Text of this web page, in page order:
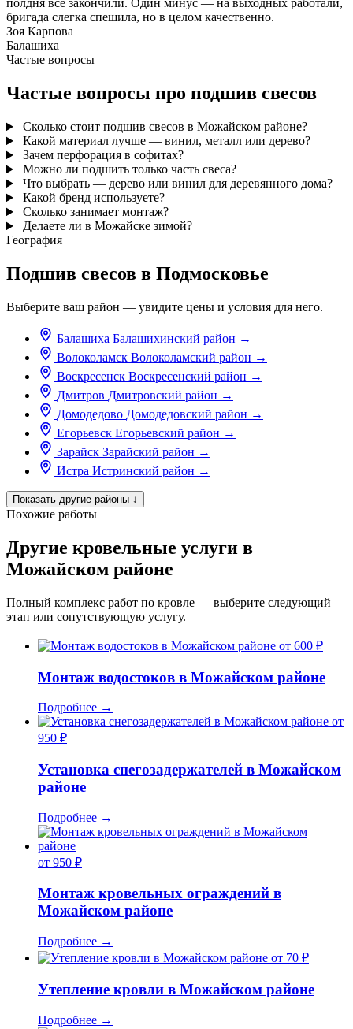
полдня всё закончили. Один минус — на выходных работали,
бригада слегка спешила, но в целом качественно.
Зоя Карпова
Балашиха
Частые вопросы
Частые вопросы про подшив свесов
Сколько стоит подшив свесов в Можайском районе?
Какой материал лучше — винил, металл или дерево?
Зачем перфорация в софитах?
Можно ли подшить только часть свеса?
Что выбрать — дерево или винил для деревянного дома?
Какой бренд используете?
Сколько занимает монтаж?
Делаете ли в Можайске зимой?
География
Подшив свесов в Подмосковье
Выберите ваш район — увидите цены и условия для него.
Балашиха Балашихинский район →
Волоколамск Волоколамский район →
Воскресенск Воскресенский район →
Дмитров Дмитровский район →
Домодедово Домодедовский район →
Егорьевск Егорьевский район →
Зарайск Зарайский район →
Истра Истринский район →
Показать другие районы ↓
Похожие работы
Другие кровельные услуги в
Можайском районе
Полный комплекс работ по кровле — выберите следующий
этап или сопутствующую услугу.
от 600 ₽
Монтаж водостоков в Можайском районе
Подробнее →
от
950 ₽
Установка снегозадержателей в Можайском
районе
Подробнее →
от 950 ₽
Монтаж кровельных ограждений в
Можайском районе
Подробнее →
от 70 ₽
Утепление кровли в Можайском районе
Подробнее →